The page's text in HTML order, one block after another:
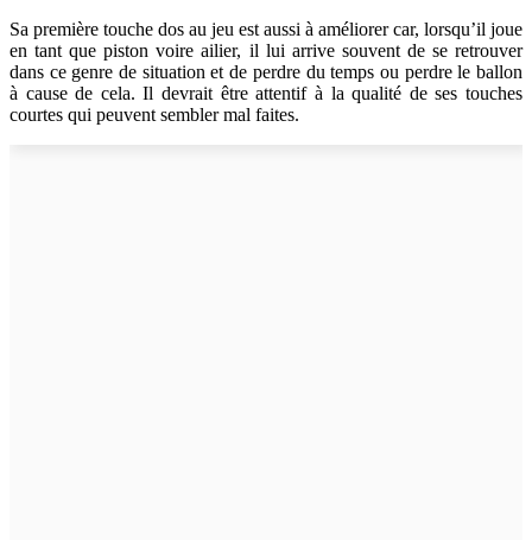
Sa première touche dos au jeu est aussi à améliorer car, lorsqu’il joue
en tant que piston voire ailier, il lui arrive souvent de se retrouver
dans ce genre de situation et de perdre du temps ou perdre le ballon
à cause de cela. Il devrait être attentif à la qualité de ses touches
courtes qui peuvent sembler mal faites.